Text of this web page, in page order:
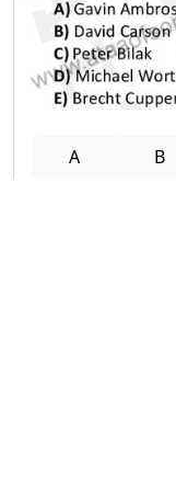
A B